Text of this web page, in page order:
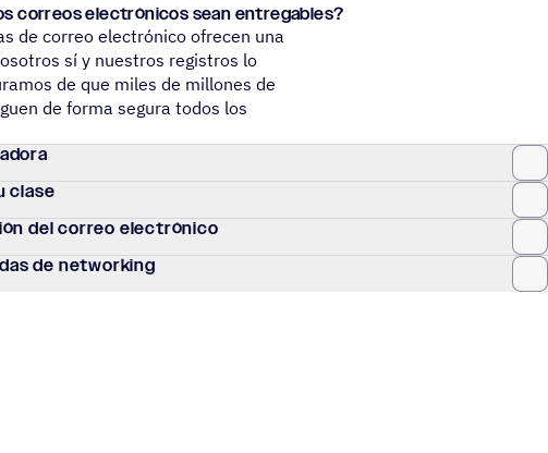
correos elec­tró­ni­cos sean entregables?
de correo electrónico ofrecen una
sí y nuestros registros lo
de que miles de millones de
de forma segura todos los
clase
del correo electrónico
de networking